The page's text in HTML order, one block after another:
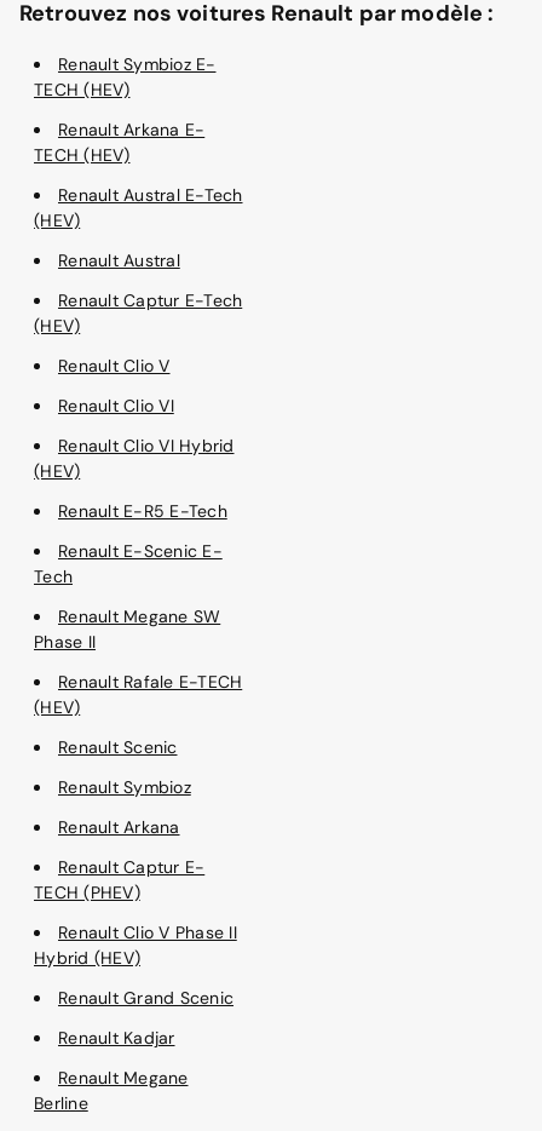
Retrouvez nos voitures Renault par modèle :
Renault Symbioz E-
TECH (HEV)
Renault Arkana E-
TECH (HEV)
Renault Austral E-Tech
(HEV)
Renault Austral
Renault Captur E-Tech
(HEV)
Renault Clio V
Renault Clio VI
Renault Clio VI Hybrid
(HEV)
Renault E-R5 E-Tech
Renault E-Scenic E-
Tech
Renault Megane SW
Phase II
Renault Rafale E-TECH
(HEV)
Renault Scenic
Renault Symbioz
Renault Arkana
Renault Captur E-
TECH (PHEV)
Renault Clio V Phase II
Hybrid (HEV)
Renault Grand Scenic
Renault Kadjar
Renault Megane
Berline